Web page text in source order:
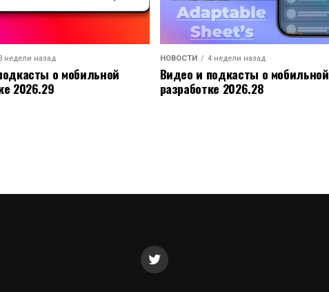
недели назад
о мобильной
2026.29
НОВОСТИ 4 недели назад
Видео и подкасты о мобильной
разработке 2026.28